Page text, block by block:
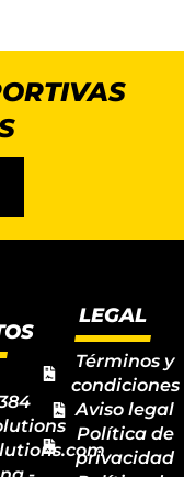
LEGAL
Términos y
condiciones
Aviso legal
Política de
privacidad